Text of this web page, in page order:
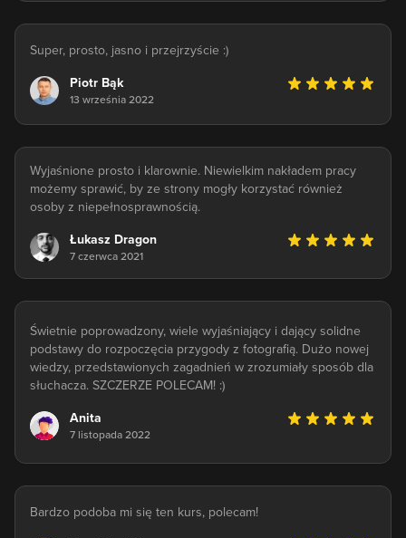
Super, prosto, jasno i przejrzyście :)
Piotr Bąk
13 września 2022
Wyjaśnione prosto i klarownie. Niewielkim nakładem pracy
możemy sprawić, by ze strony mogły korzystać również
osoby z niepełnosprawnością.
Łukasz Dragon
7 czerwca 2021
Świetnie poprowadzony, wiele wyjaśniający i dający solidne
podstawy do rozpoczęcia przygody z fotografią. Dużo nowej
wiedzy, przedstawionych zagadnień w zrozumiały sposób dla
słuchacza. SZCZERZE POLECAM! :)
Anita
7 listopada 2022
Bardzo podoba mi się ten kurs, polecam!